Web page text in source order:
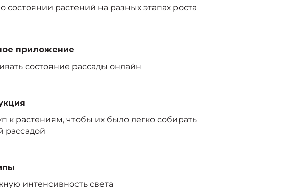
состоянии растений на разных этапах роста
приложение
состояние рассады онлайн
к растениям, чтобы их было легко собирать
рассадой
интенсивность света